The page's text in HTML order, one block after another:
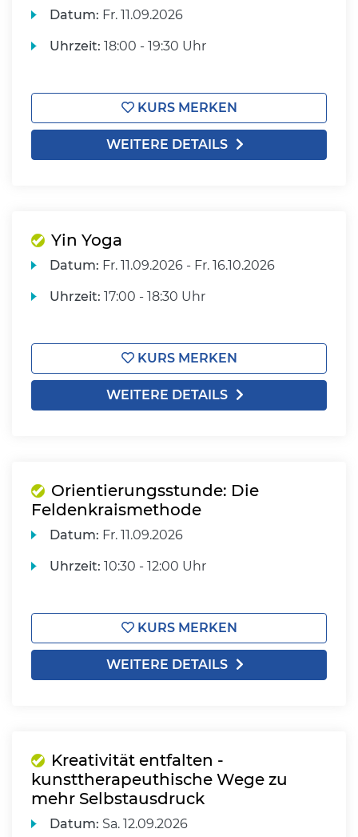
Datum: Fr. 11.09.2026
Uhrzeit: 18:00 - 19:30 Uhr
KURS MERKEN
WEITERE DETAILS
Yin Yoga
Datum: Fr. 11.09.2026 - Fr. 16.10.2026
Uhrzeit: 17:00 - 18:30 Uhr
KURS MERKEN
WEITERE DETAILS
Orientierungsstunde: Die
Feldenkraismethode
Datum: Fr. 11.09.2026
Uhrzeit: 10:30 - 12:00 Uhr
KURS MERKEN
WEITERE DETAILS
Kreativität entfalten -
kunsttherapeuthische Wege zu
mehr Selbstausdruck
Datum: Sa. 12.09.2026